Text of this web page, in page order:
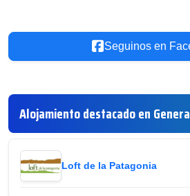
Seguinos en
Alojamiento destacado en
Loft de la Patagonia